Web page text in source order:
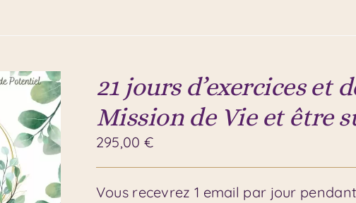
21 jours d’exercices
Mission de Vie et être
295,00 €
Vous recevrez 1 email par jour